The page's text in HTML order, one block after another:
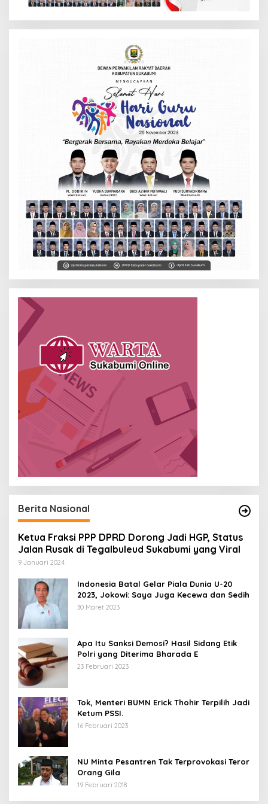
Berita Nasional
Ketua Fraksi PPP DPRD Dorong Jadi HGP, Status
Jalan Rusak di Tegalbuleud Sukabumi yang Viral
9 Januari 2024
Indonesia Batal Gelar Piala Dunia U-20
2023, Jokowi: Saya Juga Kecewa dan Sedih
30 Maret 2023
Apa Itu Sanksi Demosi? Hasil Sidang Etik
Polri yang Diterima Bharada E
23 Februari 2023
Tok, Menteri BUMN Erick Thohir Terpilih Jadi
Ketum PSSI.
16 Februari 2023
NU Minta Pesantren Tak Terprovokasi Teror
Orang Gila
19 Februari 2018